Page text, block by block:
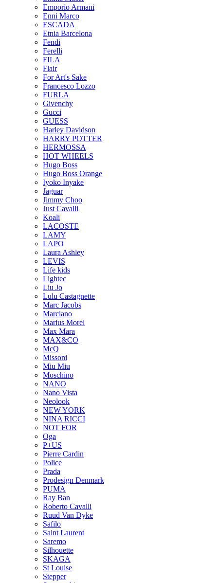
Emporio Armani
Enni Marco
ESCADA
Etnia Barcelona
Fendi
Ferelli
FILA
Flair
For Art's Sake
Francesco Lozzo
FURLA
Givenchy
Gucci
GUESS
Harley Davidson
HARRY POTTER
HERMOSSA
HOT WHEELS
Hugo Boss
Hugo Boss Orange
Iyoko Inyake
Jaguar
Jimmy Choo
Just Cavalli
Koali
LACOSTE
LAMY
LAPO
Laura Ashley
LEVIS
Life kids
Lightec
Liu Jo
Lulu Castagnette
Marc Jacobs
Marciano
Marius Morel
Max Mara
MAX&CO
McQ
Missoni
Miu Miu
Moschino
NANO
Nano Vista
Neolook
NEW YORK
NINA RICCI
NOT FOR
Oga
P+US
Pierre Cardin
Police
Prada
Prodesign Denmark
PUMA
Ray Ban
Roberto Cavalli
Ruud Van Dyke
Safilo
Saint Laurent
Saremo
Silhouette
SKAGA
St Louise
Stepper